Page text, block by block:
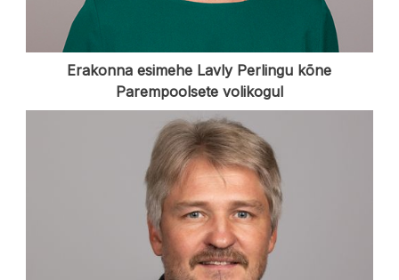
Erakonna esimehe Lavly Perlingu kõne
Parempoolsete volikogul